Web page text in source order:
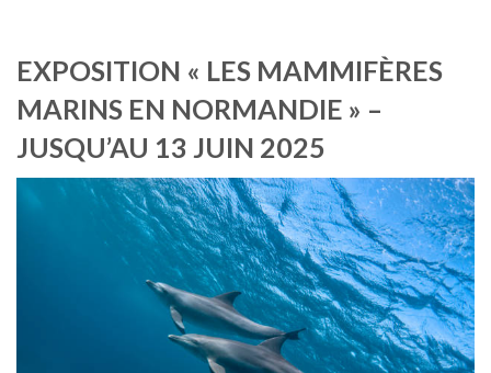
EXPOSITION « LES MAMMIFÈRES
MARINS EN NORMANDIE » –
JUSQU’AU 13 JUIN 2025